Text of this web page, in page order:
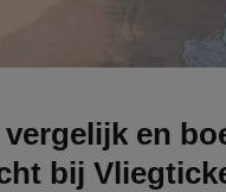
vergelijk en
bij